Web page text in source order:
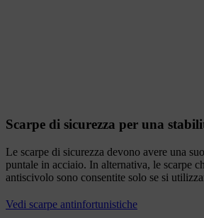
Scarpe di sicurezza per una
Le scarpe di sicurezza devono avere una
puntale in acciaio. In alternativa, le scarpe
antiscivolo sono consentite solo se si
Vedi scarpe antinfortunistiche